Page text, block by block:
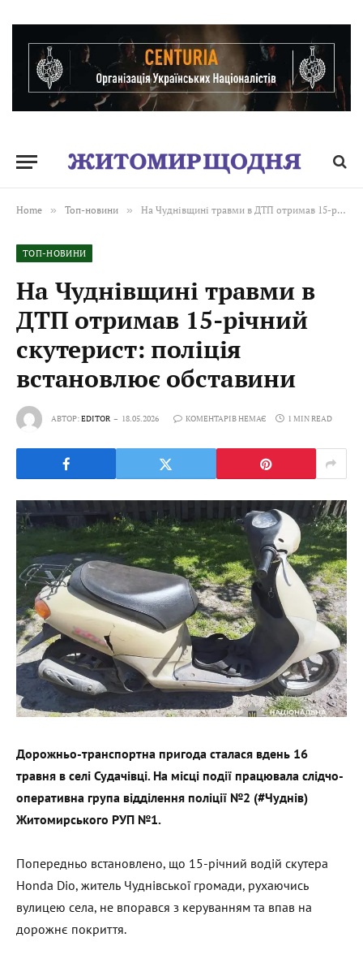
Home » Топ-новини » На Чуднівщині травми в ДТП отримав 15-річний скутерист: поліція встановлює обставини
ТОП-НОВИНИ
На Чуднівщині травми в
ДТП отримав 15-річний
скутерист: поліція
встановлює обставини
АВТОР:EDITOR 18.05.2026 КОМЕНТАРІВ НЕМАЄ 1 MIN READ
Дорожньо-транспортна пригода сталася вдень 16
травня в селі Судачівці. На місці події працювала слідчо-
оперативна група відділення поліції №2 (#Чуднів)
Житомирського РУП №1.
Попередньо встановлено, що 15-річний водій скутера
Honda Dio, житель Чуднівської громади, рухаючись
вулицею села, не впорався з керуванням та впав на
дорожнє покриття.